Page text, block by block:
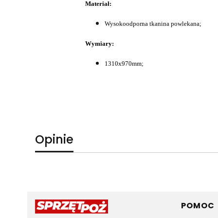
Materiał:
Wysokoodporna tkanina powlekana;
Wymiary:
1310x970mm;
Opinie
Linki
POMOC